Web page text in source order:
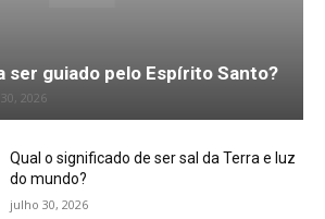
ser guiado pelo Espírito Santo?
2026
Qual o significado de ser sal da Terra e luz
do mundo?
julho 30, 2026